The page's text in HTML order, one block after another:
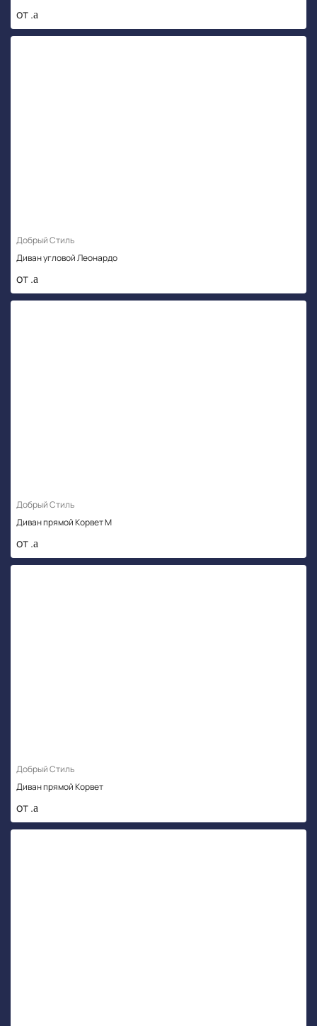
от .
Добрый Стиль
Диван угловой Леонардо
от .
Добрый Стиль
Диван прямой Корвет М
от .
Добрый Стиль
Диван прямой Корвет
от .